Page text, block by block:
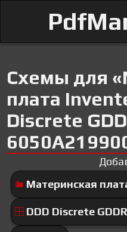
Схемы для
плата
Discrete
Материнская
DDD Discrete